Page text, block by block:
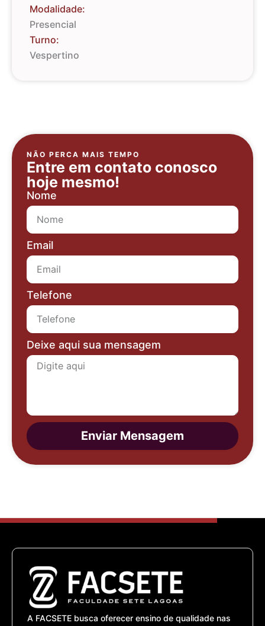
Modalidade:
Presencial
Turno:
Vespertino
NÃO PERCA MAIS TEMPO
Entre em contato conosco
hoje mesmo!
Nome
Email
Telefone
Deixe aqui sua mensagem
Enviar Mensagem
A FACSETE busca oferecer ensino de qualidade nas